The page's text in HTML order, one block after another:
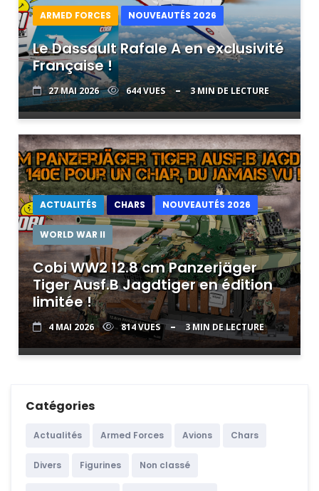
ARMED FORCES NOUVEAUTÉS 2026
Le Dassault Rafale A en exclusivité
Française !
27 MAI 2026 644 VUES 3 MIN DE LECTURE
ACTUALITÉS CHARS NOUVEAUTÉS 2026
WORLD WAR II
Cobi WW2 12.8 cm Panzerjäger
Tiger Ausf.B Jagdtiger en édition
limitée !
4 MAI 2026 814 VUES 3 MIN DE LECTURE
Catégories
Actualités Armed Forces Avions Chars
Divers Figurines Non classé